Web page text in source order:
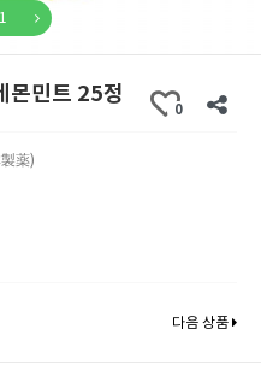
1
몬민트 25정
0
薬)
다음 상품